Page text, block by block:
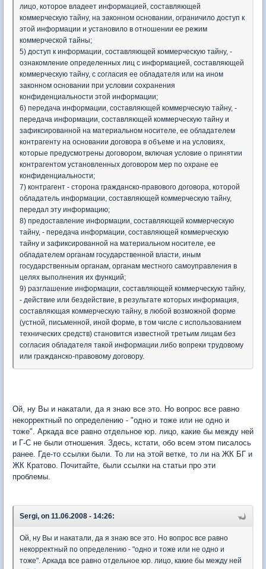
лицо, которое владеет информацией, составляющей
коммерческую тайну, на законном основании, ограничило доступ к
этой информации и установило в отношении ее режим
коммерческой тайны;
5) доступ к информации, составляющей коммерческую тайну, -
ознакомление определенных лиц с информацией, составляющей
коммерческую тайну, с согласия ее обладателя или на ином
законном основании при условии сохранения
конфиденциальности этой информации;
6) передача информации, составляющей коммерческую тайну, -
передача информации, составляющей коммерческую тайну и
зафиксированной на материальном носителе, ее обладателем
контрагенту на основании договора в объеме и на условиях,
которые предусмотрены договором, включая условие о принятии
контрагентом установленных договором мер по охране ее
конфиденциальности;
7) контрагент - сторона гражданско-правового договора, которой
обладатель информации, составляющей коммерческую тайну,
передал эту информацию;
8) предоставление информации, составляющей коммерческую
тайну, - передача информации, составляющей коммерческую
тайну и зафиксированной на материальном носителе, ее
обладателем органам государственной власти, иным
государственным органам, органам местного самоуправления в
целях выполнения их функций;
9) разглашение информации, составляющей коммерческую тайну,
- действие или бездействие, в результате которых информация,
составляющая коммерческую тайну, в любой возможной форме
(устной, письменной, иной форме, в том числе с использованием
технических средств) становится известной третьим лицам без
согласия обладателя такой информации либо вопреки трудовому
или гражданско-правовому договору.
Ой, ну Вы и накатали, да я знаю все это. Но вопрос все равно
некорректный по определению - "одно и тоже или не одно и
тоже". Аркада все равно отдельное юр. лицо, какие бы между ней
и Г-С не были отношения. Здесь, кстати, обо всем этом писалось
ранее. Где-то ссылки были. То ли на этой ветке, то ли на ЖК БГ и
ЖК Кратово. Почитайте, были ссылки на статьи про эти
проблемы.
Sergi, on 11.06.2008 - 14:26:
Ой, ну Вы и накатали, да я знаю все это. Но вопрос все равно
некорректный по определению - "одно и тоже или не одно и
тоже". Аркада все равно отдельное юр. лицо, какие бы между ней